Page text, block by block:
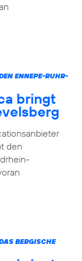
ENNEPE-RUHR-
bringt
den
BERGISCHE